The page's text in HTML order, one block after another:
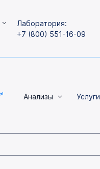
Лаборатория:
+7 (800) 551-16-09
Анализы Услуги